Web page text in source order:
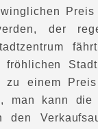
der
zu einem
man kann die